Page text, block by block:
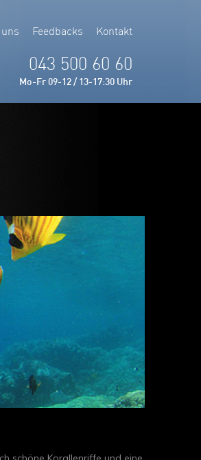
Feedbacks Kontakt
043 500 60 60
Mo-Fr 09-12 / 13-17:30 Uhr